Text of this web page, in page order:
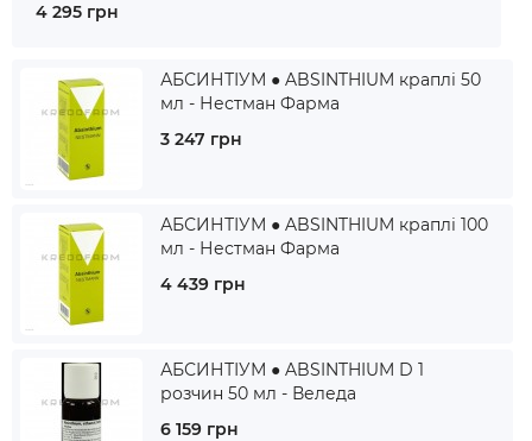
4 295 грн
АБСИНТІУМ ● ABSINTHIUM краплі 50
мл - Нестман Фарма
3 247 грн
АБСИНТІУМ ● ABSINTHIUM краплі 100
мл - Нестман Фарма
4 439 грн
АБСИНТІУМ ● ABSINTHIUM D 1
розчин 50 мл - Веледа
6 159 грн